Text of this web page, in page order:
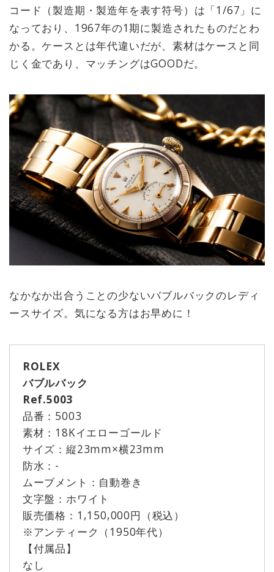
コード（製造期・製造年を表す符号）は「1/67」に
なっており、1967年の1期に製造されたものだとわ
かる。ケースとは年代違いだが、素材はケースと同
じく金であり、マッチングはGOODだ。
なかなか出合うことの少ないバブルバックのレディ
ースサイズ。気になる方はお早めに！
ROLEX
バブルバック
Ref.5003
品番：5003
素材：18Kイエローゴールド
サイズ：縦23mm×横23mm
防水：-
ムーブメント：自動巻き
文字盤：ホワイト
販売価格：1,150,000円（税込）
※アンティーク（1950年代）
【付属品】
なし